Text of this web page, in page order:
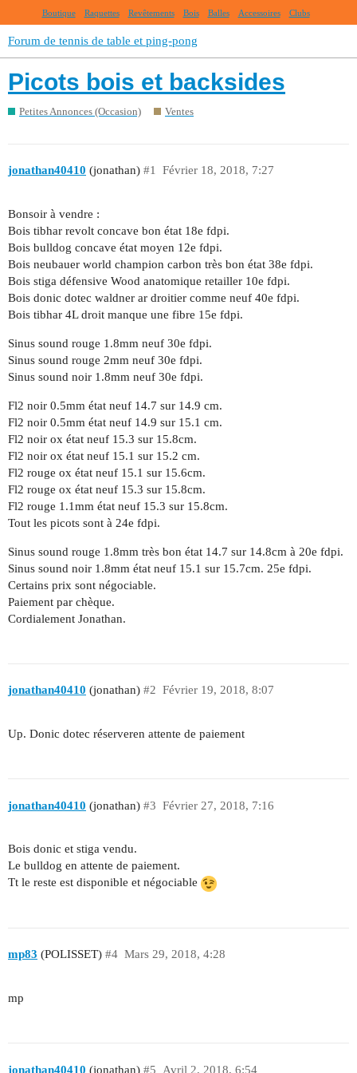
Boutique Raquettes Revêtements Bois Balles Accessoires Clubs
Forum de tennis de table et ping-pong
Picots bois et backsides
Petites Annonces (Occasion) Ventes
jonathan40410 (jonathan) Février 18, 2018, 7:27
#1
Bonsoir à vendre :
Bois tibhar revolt concave bon état 18e fdpi.
Bois bulldog concave état moyen 12e fdpi.
Bois neubauer world champion carbon très bon état 38e fdpi.
Bois stiga défensive Wood anatomique retailler 10e fdpi.
Bois donic dotec waldner ar droitier comme neuf 40e fdpi.
Bois tibhar 4L droit manque une fibre 15e fdpi.
Sinus sound rouge 1.8mm neuf 30e fdpi.
Sinus sound rouge 2mm neuf 30e fdpi.
Sinus sound noir 1.8mm neuf 30e fdpi.
Fl2 noir 0.5mm état neuf 14.7 sur 14.9 cm.
Fl2 noir 0.5mm état neuf 14.9 sur 15.1 cm.
Fl2 noir ox état neuf 15.3 sur 15.8cm.
Fl2 noir ox état neuf 15.1 sur 15.2 cm.
Fl2 rouge ox état neuf 15.1 sur 15.6cm.
Fl2 rouge ox état neuf 15.3 sur 15.8cm.
Fl2 rouge 1.1mm état neuf 15.3 sur 15.8cm.
Tout les picots sont à 24e fdpi.
Sinus sound rouge 1.8mm très bon état 14.7 sur 14.8cm à 20e fdpi.
Sinus sound noir 1.8mm état neuf 15.1 sur 15.7cm. 25e fdpi.
Certains prix sont négociable.
Paiement par chèque.
Cordialement Jonathan.
jonathan40410 (jonathan) Février 19, 2018, 8:07
#2
Up. Donic dotec réserveren attente de paiement
jonathan40410 (jonathan) Février 27, 2018, 7:16
#3
Bois donic et stiga vendu.
Le bulldog en attente de paiement.
Tt le reste est disponible et négociable
mp83 (POLISSET) Mars 29, 2018, 4:28
#4
mp
jonathan40410 (jonathan) Avril 2, 2018, 6:54
#5